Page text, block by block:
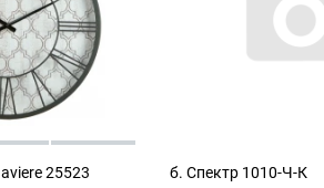
25523 б. Спектр 1010-Ч-К